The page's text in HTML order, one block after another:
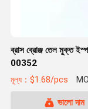
ব্রাস ব্রোঞ্জ তেল মুক্ত
00352
মূল্য：$1.68/pcs
ভালো দাম